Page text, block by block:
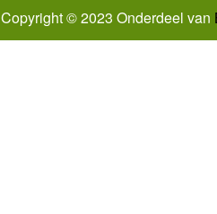
Copyright © 2023 Onderdeel van